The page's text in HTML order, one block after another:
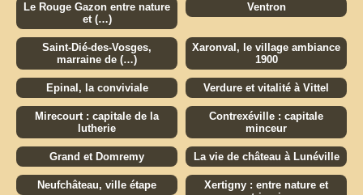
Le Rouge Gazon entre nature
et (…)
Ventron
Saint-Dié-des-Vosges,
marraine de (…)
Xaronval, le village ambiance
1900
Epinal, la conviviale Verdure et vitalité à Vittel
Mirecourt : capitale de la
lutherie
Contrexéville : capitale
minceur
Grand et Domremy La vie de château à Lunéville
Neufchâteau, ville étape
Xertigny : entre nature et